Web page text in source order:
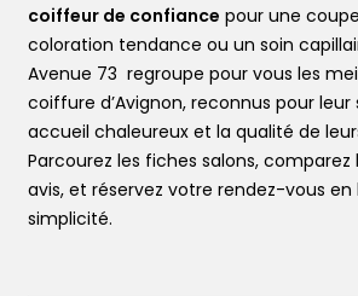
coiffeur de confiance pour une
coloration tendance ou un soin
Avenue 73 regroupe pour vous les
coiffure d’Avignon, reconnus pour
accueil chaleureux et la qualité de
Parcourez les fiches salons, comparez
avis, et réservez votre rendez-vous
simplicité.